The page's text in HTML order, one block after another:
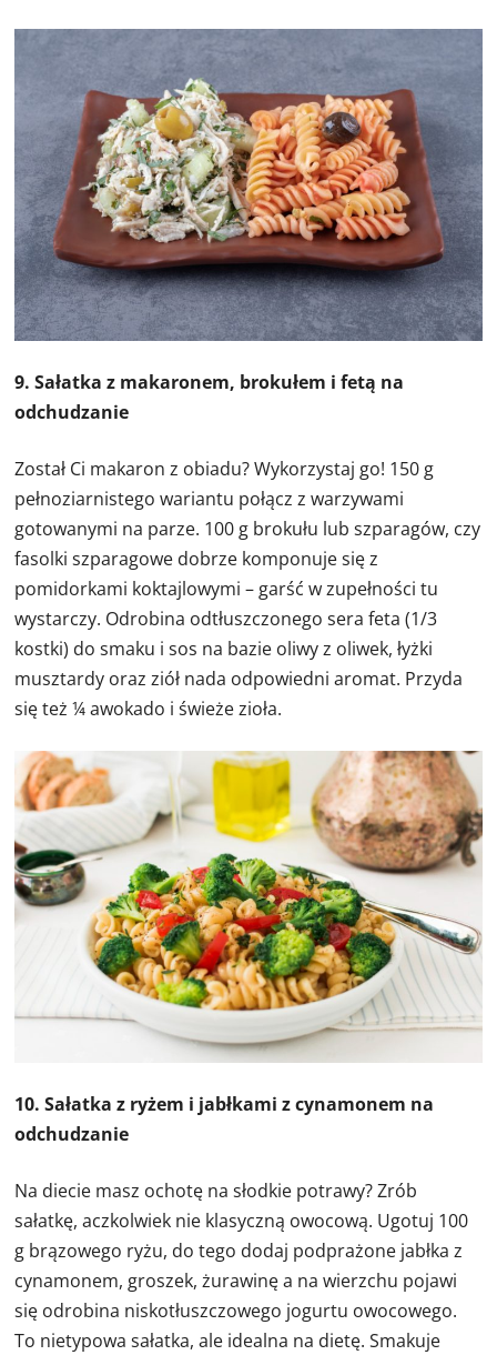
9. Sałatka z makaronem, brokułem i fetą na
odchudzanie
Został Ci makaron z obiadu? Wykorzystaj go! 150 g
pełnoziarnistego wariantu połącz z warzywami
gotowanymi na parze. 100 g brokułu lub szparagów, czy
fasolki szparagowe dobrze komponuje się z
pomidorkami koktajlowymi – garść w zupełności tu
wystarczy. Odrobina odtłuszczonego sera feta (1/3
kostki) do smaku i sos na bazie oliwy z oliwek, łyżki
musztardy oraz ziół nada odpowiedni aromat. Przyda
się też ¼ awokado i świeże zioła.
10. Sałatka z ryżem i jabłkami z cynamonem na
odchudzanie
Na diecie masz ochotę na słodkie potrawy? Zrób
sałatkę, aczkolwiek nie klasyczną owocową. Ugotuj 100
g brązowego ryżu, do tego dodaj podprażone jabłka z
cynamonem, groszek, żurawinę a na wierzchu pojawi
się odrobina niskotłuszczowego jogurtu owocowego.
To nietypowa sałatka, ale idealna na dietę. Smakuje